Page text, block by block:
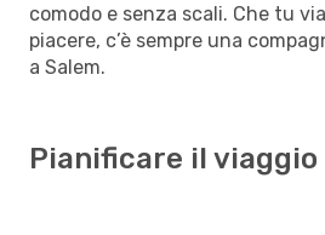
comodo e senza scali. Che tu
piacere, c’è sempre una
a Salem.
Pianificare il viaggio